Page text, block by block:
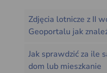
Zdjęcia lotnicze z II
Geoportalu jak
Jak sprawdzić za ile
dom lub mieszkanie